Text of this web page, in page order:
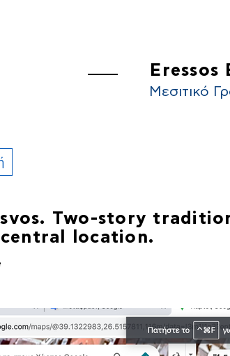
Eressos
Μεσιτικό
Two-story
location.